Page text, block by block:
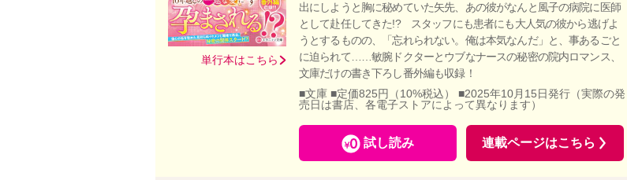
単行本はこちら
出にしようと胸に秘めていた矢先、あの彼がなんと風子の病院に医師
として赴任してきた!? スタッフにも患者にも大人気の彼から逃げよ
うとするものの、「忘れられない。俺は本気なんだ」と、事あるごと
に迫られて……敏腕ドクターとウブなナースの秘密の院内ロマンス、
文庫だけの書き下ろし番外編も収録！
■文庫 ■定価825円（10%税込） ■2025年10月15日発行（実際の発
売日は書店、各電子ストアによって異なります）
試し読み 連載ページはこちら